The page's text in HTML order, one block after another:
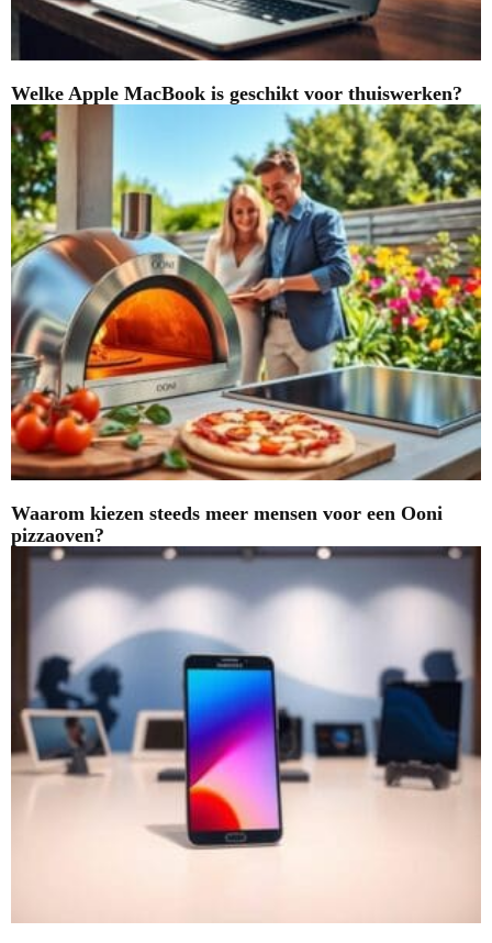
Welke Apple MacBook is geschikt voor thuiswerken?
Waarom kiezen steeds meer mensen voor een Ooni
pizzaoven?